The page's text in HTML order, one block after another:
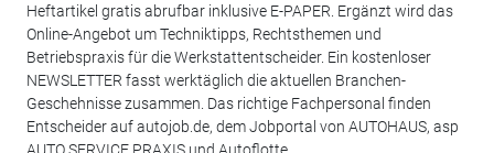
Heftartikel gratis abrufbar inklusive E-PAPER. Ergänzt wird das
Online-Angebot um Techniktipps, Rechtsthemen und
Betriebspraxis für die Werkstattentscheider. Ein kostenloser
NEWSLETTER fasst werktäglich die aktuellen Branchen-
Geschehnisse zusammen. Das richtige Fachpersonal finden
Entscheider auf autojob.de, dem Jobportal von AUTOHAUS, asp
AUTO SERVICE PRAXIS und Autoflotte.